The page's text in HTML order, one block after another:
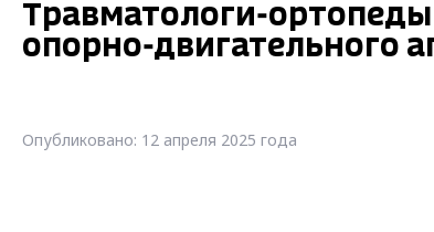
Травматологи-ортопеды
опорно-двигательного
Опубликовано: 12 апреля 2025 года